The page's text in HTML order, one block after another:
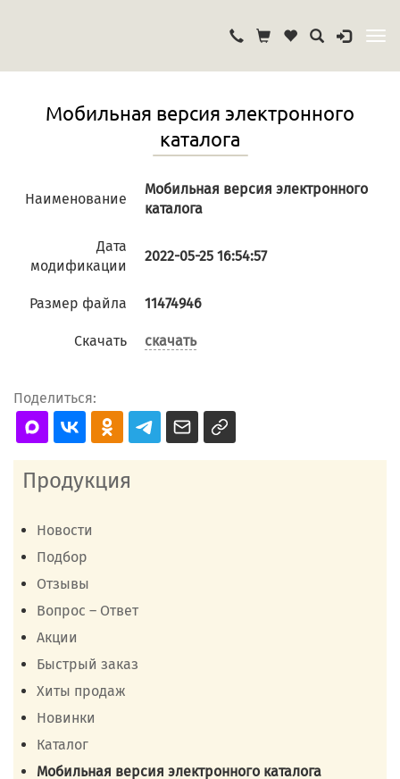
Мобильная версия электронного
каталога
Наименование
Мобильная версия электронного
каталога
Дата
модификации
2022-05-25 16:54:57
Размер файла 11474946
Cкачать скачать
Поделиться:
Продукция
Новости
Подбор
Отзывы
Вопрос – Ответ
Акции
Быстрый заказ
Хиты продаж
Новинки
Каталог
Мобильная версия электронного каталога